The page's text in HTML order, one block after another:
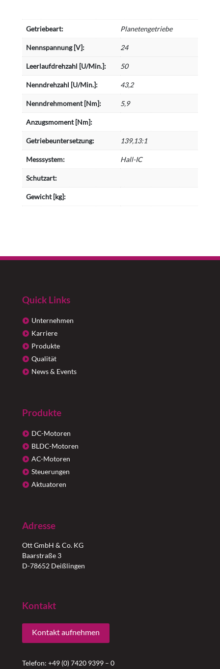
Getriebeart: Planetengetriebe
Nennspannung [V]: 24
Leerlaufdrehzahl [U/Min.]: 50
Nenndrehzahl [U/Min.]: 43,2
Nenndrehmoment [Nm]: 5,9
Anzugsmoment [Nm]:
Getriebeuntersetzung: 139,13:1
Messsystem: Hall-IC
Schutzart:
Gewicht [kg]:
Quick Links
Unternehmen
Karriere
Produkte
Qualität
News & Events
Produkte
DC-Motoren
BLDC-Motoren
AC-Motoren
Steuerungen
Aktuatoren
Adresse
Ott GmbH & Co. KG
Baarstraße 3
D-78652 Deißlingen
Kontakt
Kontakt aufnehmen
Telefon: +49 (0) 7420 9399 – 0